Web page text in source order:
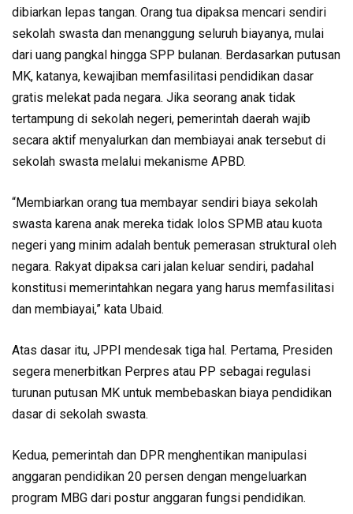
dibiarkan lepas tangan. Orang tua dipaksa mencari sendiri
sekolah swasta dan menanggung seluruh biayanya, mulai
dari uang pangkal hingga SPP bulanan. Berdasarkan putusan
MK, katanya, kewajiban memfasilitasi pendidikan dasar
gratis melekat pada negara. Jika seorang anak tidak
tertampung di sekolah negeri, pemerintah daerah wajib
secara aktif menyalurkan dan membiayai anak tersebut di
sekolah swasta melalui mekanisme APBD.
“Membiarkan orang tua membayar sendiri biaya sekolah
swasta karena anak mereka tidak lolos SPMB atau kuota
negeri yang minim adalah bentuk pemerasan struktural oleh
negara. Rakyat dipaksa cari jalan keluar sendiri, padahal
konstitusi memerintahkan negara yang harus memfasilitasi
dan membiayai,” kata Ubaid.
Atas dasar itu, JPPI mendesak tiga hal. Pertama, Presiden
segera menerbitkan Perpres atau PP sebagai regulasi
turunan putusan MK untuk membebaskan biaya pendidikan
dasar di sekolah swasta.
Kedua, pemerintah dan DPR menghentikan manipulasi
anggaran pendidikan 20 persen dengan mengeluarkan
program MBG dari postur anggaran fungsi pendidikan.